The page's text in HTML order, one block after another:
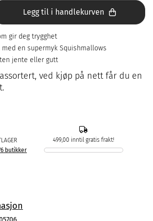
Legg til i handlekurven
gir deg trygghet
med en supermyk Squishmallows
jente eller gutt
ved kjøp på nett får du en
butikker
499,00 inntil gratis frakt!